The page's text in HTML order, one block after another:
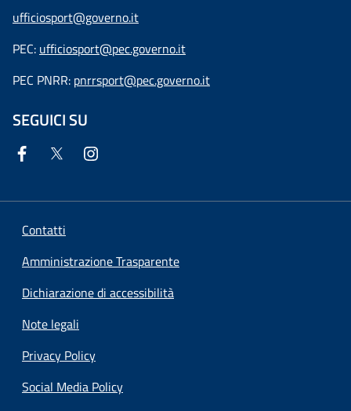
ufficiosport@governo.it
PEC: ufficiosport@pec.governo.it
PEC PNRR: pnrrsport@pec.governo.it
SEGUICI SU
Contatti
Amministrazione Trasparente
Dichiarazione di accessibilità
Note legali
Privacy Policy
Social Media Policy